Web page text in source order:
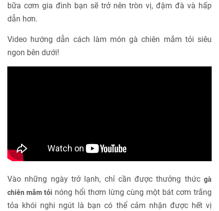
bữa cơm gia đình bạn sẽ trở nên tròn vị, đậm đà và hấp
dẫn hơn.
Video hướng dẫn cách làm món gà chiên mắm tỏi siêu
ngon bên dưới!
Vào những ngày trở lạnh, chỉ cần được thưởng thức gà
chiên mắm tỏi nóng hổi thơm lừng cùng một bát cơm trắng
tỏa khói nghi ngút là bạn có thể cảm nhận được hết vị